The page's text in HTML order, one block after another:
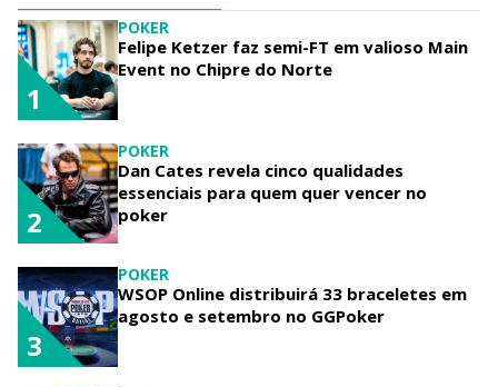
POKER
Felipe Ketzer faz semi-FT em valioso Main
Event no Chipre do Norte
1
POKER
Dan Cates revela cinco qualidades
essenciais para quem quer vencer no
poker
2
POKER
WSOP Online distribuirá 33 braceletes em
agosto e setembro no GGPoker
3